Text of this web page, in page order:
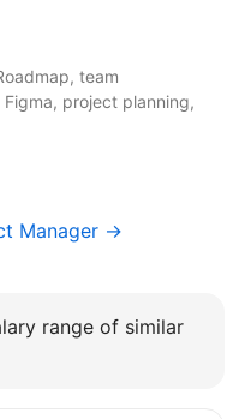
team
project planning,
Manager →
range of similar